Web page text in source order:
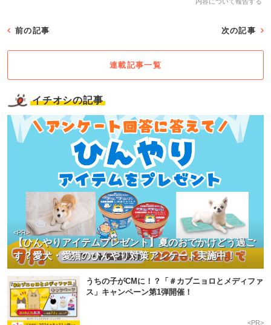
前の記事 次の記事
連載記事一覧
イチオシの記事
【ひんやりアイテムプレゼント】夏のおでかけどう過ご
す？愛犬・愛猫のひんやり対策アンケート実施中！
<PR>
うちの子がCMに！？「＃カブニョロとメディファ
ス」キャンペーン第1弾開催！
<PR>